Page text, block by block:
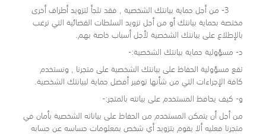
3- من أجل حماية بيانتك الشخصية , فقد نلجأ لتزويد أطراف أخرى
مختصة بحماية بيانتك أو من أجل تزويد السلطات القضائية التي ترغب
بالإطلاع على بيانتك الشخصية لأجل أسباب خاصة بهم.
د- مسؤولية حماية بيانتك الشخصية:-
تقع مسؤولية الحفاظ على بيانتك الشخصية على متجرنا , ونستخدم
كافة الإجراءات التي من شأنها توفير أفضل حماية لبيانتك الشخصية.
و- كيف يحافظ المستخدم على بيانته بالمتجر:-
من أجل أن يتمكن المستخدم من الحفاظ على بياناته الشخصية بأمان في
متجرنا فعليه ألا يقوم بتزويد أي شخص بمعلومات حساسه عن حسابه